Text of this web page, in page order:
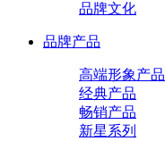
品牌文化
品牌产品
高端形象产品
经典产品
畅销产品
新星系列